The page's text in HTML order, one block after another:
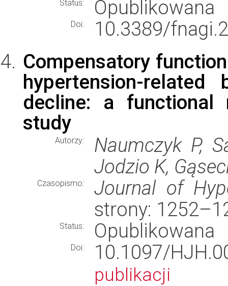
Status: Opublikowana
Doi:
10.3389/
Compensatory
hypertension-
decline: a functional
study
Autorzy:
Naumczyk P,
Jodzio K,
Czasopismo:
Journal of
strony:
Status: Opublikowana
Doi: 10.1097/
publikacji